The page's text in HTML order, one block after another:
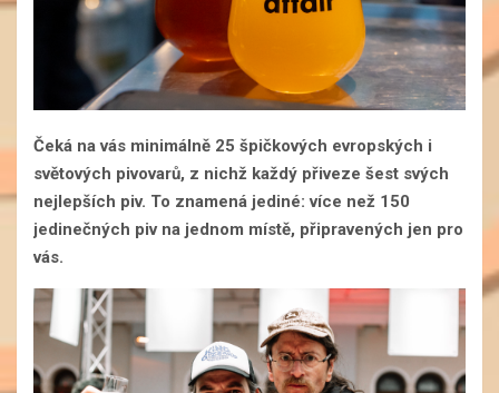
Čeká na vás minimálně 25 špičkových evropských i
světových pivovarů, z nichž každý přiveze šest svých
nejlepších piv. To znamená jediné: více než 150
jedinečných piv na jednom místě, připravených jen pro
vás.